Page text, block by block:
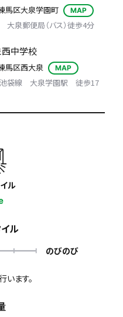
馬区大泉学園町 MAP
泉郵便局（バス）徒歩4分
中学校
馬区西大泉 MAP
袋線 大泉学園駅 徒歩17
ル
ル
のびのび
ます。